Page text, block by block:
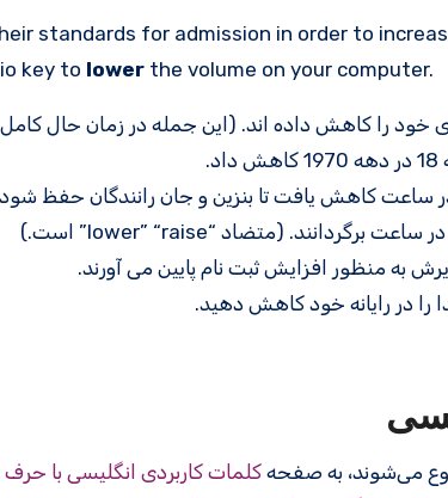
standards for admission in order to
key to lowerthe volume on your computer.
خود را کاهش داده اند. (این جمله در زمان حال
سرعت در دهه 1970 به 55 مایل در ساعت کاهش یافت تا بنزین و جان
به منظور افزایش ثبت نام پایین می آورند.
را در رایانه خود کاهش دهید.
کلمات کاربردی انگلیسی با حرف L